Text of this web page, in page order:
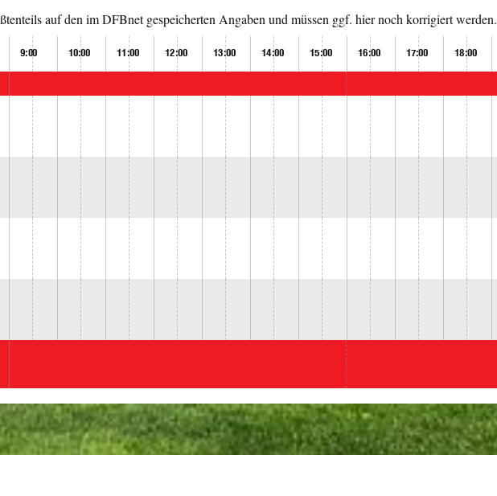
auf den im DFBnet gespeicherten Angaben und müssen ggf. hier noch korrigiert werden.
9:00 10:00 11:00 12:00 13:00 14:00 15:00 16:00 17:00 18:00